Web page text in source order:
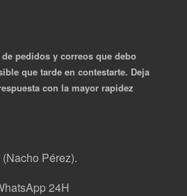
pedidos y correos que debo
que tarde en contestarte. Deja
con la mayor rapidez
Pérez).
24H